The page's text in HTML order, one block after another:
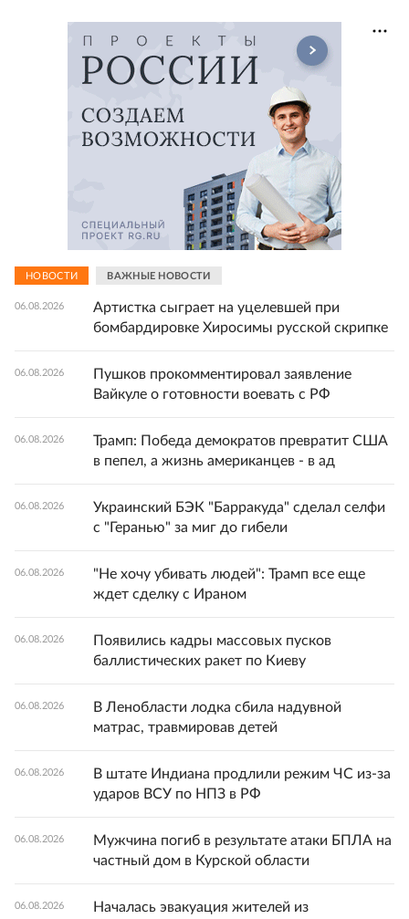
НОВОСТИ ВАЖНЫЕ НОВОСТИ
06.08.2026
Артистка сыграет на уцелевшей при
бомбардировке Хиросимы русской скрипке
06.08.2026
Пушков прокомментировал заявление
Вайкуле о готовности воевать с РФ
06.08.2026
Трамп: Победа демократов превратит США
в пепел, а жизнь американцев - в ад
06.08.2026
Украинский БЭК "Барракуда" сделал селфи
с "Геранью" за миг до гибели
06.08.2026
"Не хочу убивать людей": Трамп все еще
ждет сделку с Ираном
06.08.2026
Появились кадры массовых пусков
баллистических ракет по Киеву
06.08.2026
В Ленобласти лодка сбила надувной
матрас, травмировав детей
06.08.2026
В штате Индиана продлили режим ЧС из-за
ударов ВСУ по НПЗ в РФ
06.08.2026
Мужчина погиб в результате атаки БПЛА на
частный дом в Курской области
06.08.2026
Началась эвакуация жителей из